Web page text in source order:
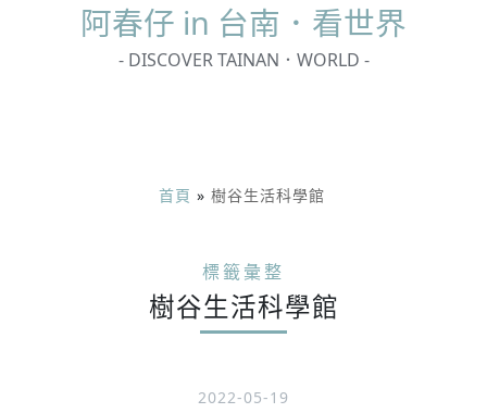
阿春仔 in 台南．看世界
- DISCOVER TAINAN．WORLD -
首頁 » 樹谷生活科學館
標籤彙整
樹谷生活科學館
2022-05-19